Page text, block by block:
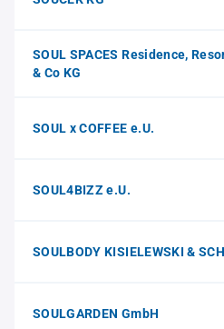
SOUL SPACES Residence,
& Co KG
SOUL x COFFEE e.U.
SOUL4BIZZ e.U.
SOULBODY KISIELEWSKI &
SOULGARDEN GmbH